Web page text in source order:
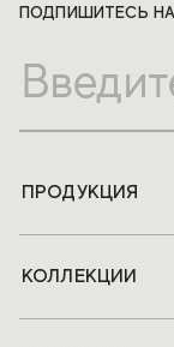
ПОДПИШИТЕСЬ
ПРОДУКЦИЯ
КОЛЛЕКЦИИ